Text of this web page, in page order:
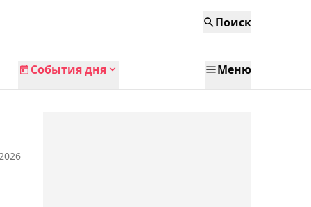
Поиск
События дня Меню